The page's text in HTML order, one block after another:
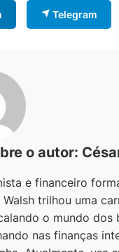
Telegram
o autor:
e financeiro
Walsh trilhou uma
o mundo dos
nas finanças